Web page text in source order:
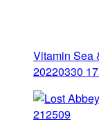
Vitamin Sea
20220330